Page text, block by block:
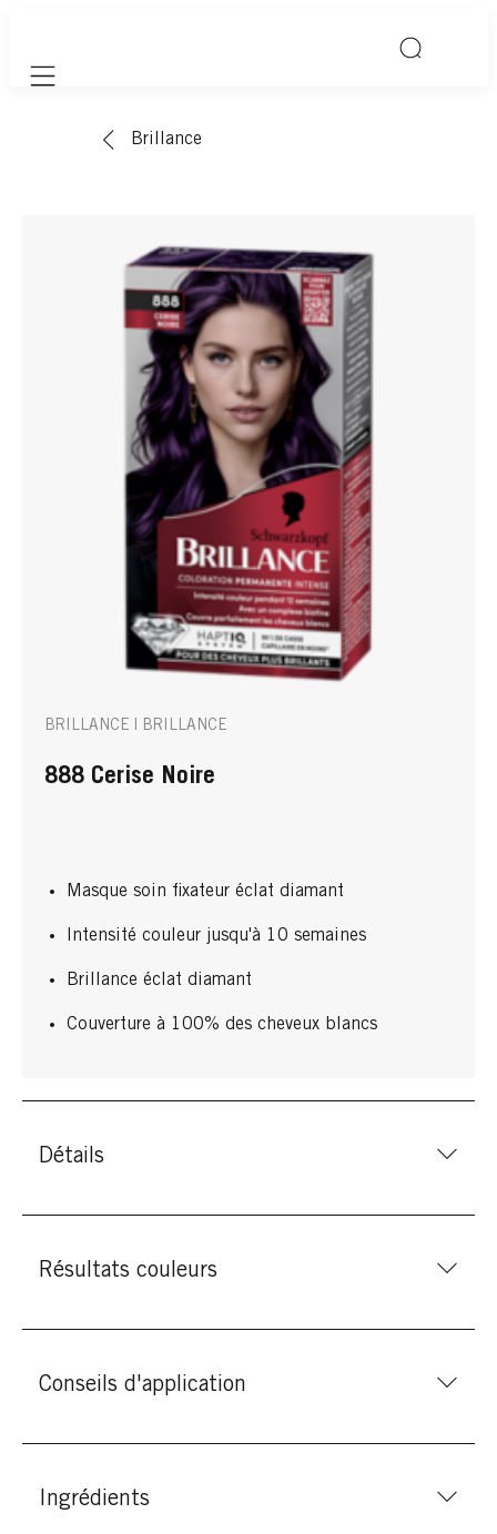
Mobile navigation
Brillance
BRILLANCE | BRILLANCE
888 Cerise Noire
Masque soin fixateur éclat diamant
Intensité couleur jusqu'à 10 semaines
Brillance éclat diamant
Couverture à 100% des cheveux blancs
Détails
Résultats couleurs
Conseils d'application
Ingrédients